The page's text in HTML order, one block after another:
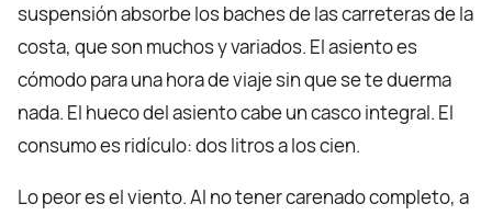
suspensión absorbe los baches de las carreteras de la
costa, que son muchos y variados. El asiento es
cómodo para una hora de viaje sin que se te duerma
nada. El hueco del asiento cabe un casco integral. El
consumo es ridículo: dos litros a los cien.
Lo peor es el viento. Al no tener carenado completo, a